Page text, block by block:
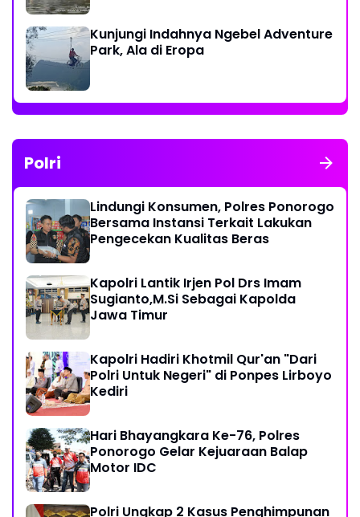
Kunjungi Indahnya Ngebel Adventure
Park, Ala di Eropa
Polri
Lindungi Konsumen, Polres Ponorogo
Bersama Instansi Terkait Lakukan
Pengecekan Kualitas Beras
Kapolri Lantik Irjen Pol Drs Imam
Sugianto,M.Si Sebagai Kapolda
Jawa Timur
Kapolri Hadiri Khotmil Qur'an "Dari
Polri Untuk Negeri" di Ponpes Lirboyo
Kediri
Hari Bhayangkara Ke-76, Polres
Ponorogo Gelar Kejuaraan Balap
Motor IDC
Polri Ungkap 2 Kasus Penghimpunan